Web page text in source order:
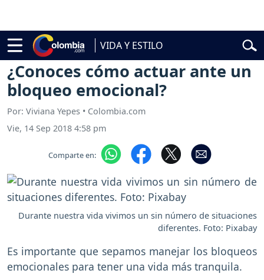
VIDA Y ESTILO
de la Espriella Vuelta a Colombia
Vida y Estilo Pareja
¿Conoces cómo actuar ante un
bloqueo emocional?
Por: Viviana Yepes • Colombia.com
Vie, 14 Sep 2018 4:58 pm
Comparte en:
Durante nuestra vida vivimos un sin número de situaciones
diferentes. Foto: Pixabay
Es importante que sepamos manejar los bloqueos
emocionales para tener una vida más tranquila.